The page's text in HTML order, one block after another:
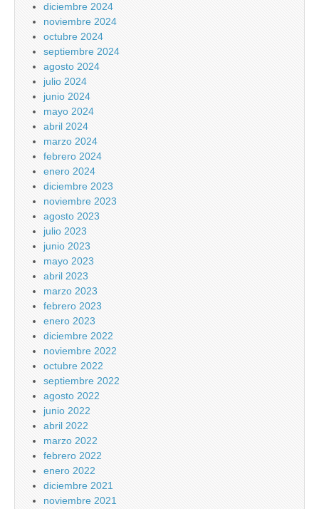
diciembre 2024
noviembre 2024
octubre 2024
septiembre 2024
agosto 2024
julio 2024
junio 2024
mayo 2024
abril 2024
marzo 2024
febrero 2024
enero 2024
diciembre 2023
noviembre 2023
agosto 2023
julio 2023
junio 2023
mayo 2023
abril 2023
marzo 2023
febrero 2023
enero 2023
diciembre 2022
noviembre 2022
octubre 2022
septiembre 2022
agosto 2022
junio 2022
abril 2022
marzo 2022
febrero 2022
enero 2022
diciembre 2021
noviembre 2021